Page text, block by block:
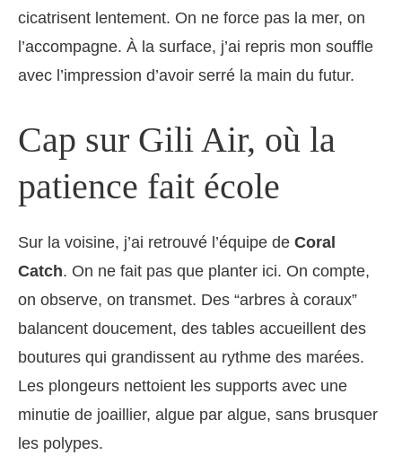
cicatrisent lentement. On ne force pas la mer, on
l’accompagne. À la surface, j’ai repris mon souffle
avec l’impression d’avoir serré la main du futur.
Cap sur Gili Air, où la
patience fait école
Sur la voisine, j’ai retrouvé l’équipe de Coral
Catch. On ne fait pas que planter ici. On compte,
on observe, on transmet. Des “arbres à coraux”
balancent doucement, des tables accueillent des
boutures qui grandissent au rythme des marées.
Les plongeurs nettoient les supports avec une
minutie de joaillier, algue par algue, sans brusquer
les polypes.